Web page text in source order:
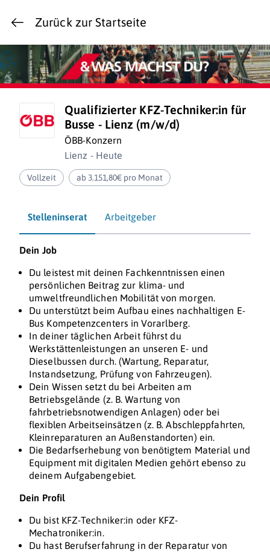
Zurück zur Startseite
Qualifizierter KFZ-Techniker:in für
Busse - Lienz (m/w/d)
ÖBB-Konzern
Lienz - Heute
Vollzeit ab 3.151,80€ pro Monat
Stelleninserat Arbeitgeber
Dein Job
Du leistest mit deinen Fachkenntnissen einen
persönlichen Beitrag zur klima- und
umweltfreundlichen Mobilität von morgen.
Du unterstützt beim Aufbau eines nachhaltigen E-
Bus Kompetenzcenters in Vorarlberg.
In deiner täglichen Arbeit führst du
Werkstättenleistungen an unseren E- und
Dieselbussen durch. (Wartung, Reparatur,
Instandsetzung, Prüfung von Fahrzeugen).
Dein Wissen setzt du bei Arbeiten am
Betriebsgelände (z. B. Wartung von
fahrbetriebsnotwendigen Anlagen) oder bei
flexiblen Arbeitseinsätzen (z. B. Abschleppfahrten,
Kleinreparaturen an Außenstandorten) ein.
Die Bedarfserhebung von benötigtem Material und
Equipment mit digitalen Medien gehört ebenso zu
deinem Aufgabengebiet.
Dein Profil
Du bist KFZ-Techniker:in oder KFZ-
Mechatroniker:in.
Du hast Berufserfahrung in der Reparatur von